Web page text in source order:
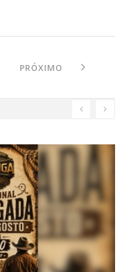
PRÓXIMO